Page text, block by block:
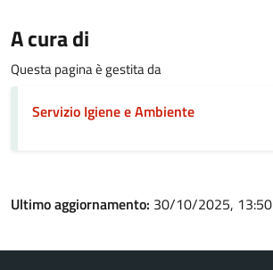
A cura di
Questa pagina è gestita da
Servizio Igiene e Ambiente
Ultimo aggiornamento: 30/10/2025, 13:50